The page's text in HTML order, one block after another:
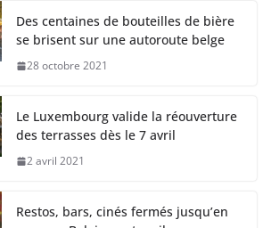
Des centaines de bouteilles de bière
se brisent sur une autoroute belge
28 octobre 2021
Le Luxembourg valide la réouverture
des terrasses dès le 7 avril
2 avril 2021
Restos, bars, cinés fermés jusqu’en